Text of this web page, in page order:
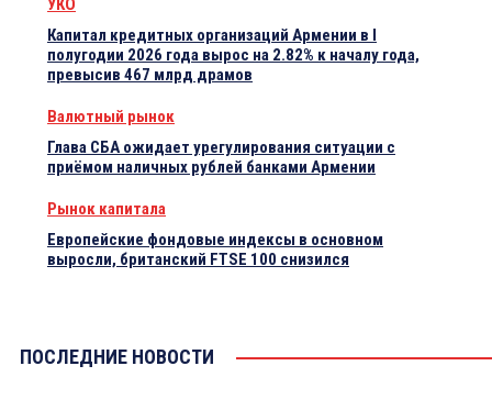
УКО
Капитал кредитных организаций Армении в I
полугодии 2026 года вырос на 2.82% к началу года,
превысив 467 млрд драмов
Валютный рынок
Глава СБА ожидает урегулирования ситуации с
приёмом наличных рублей банками Армении
Рынок капитала
Европейские фондовые индексы в основном
выросли, британский FTSE 100 снизился
ПОСЛЕДНИЕ НОВОСТИ